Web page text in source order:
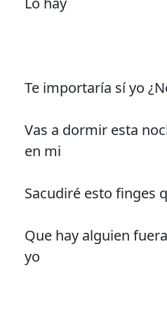
Te importaría sí yo
Vas a dormir esta
en mi
Sacudiré esto finges
Que hay alguien
yo